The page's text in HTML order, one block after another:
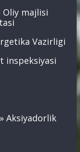
Oliy majlisi
Vazirligi
inspeksiyasi
Aksiyadorlik